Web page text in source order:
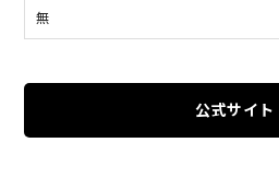
無
公式サイト